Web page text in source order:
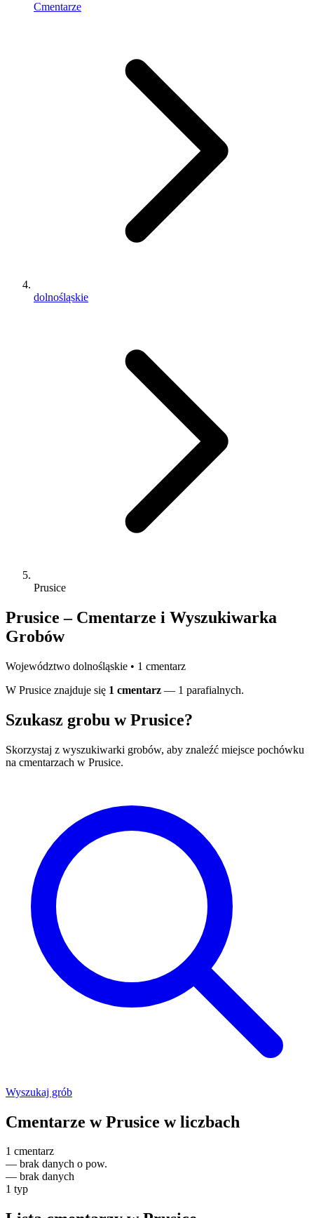
Cmentarze
dolnośląskie
Prusice
Prusice – Cmentarze i Wyszukiwarka
Grobów
Województwo dolnośląskie • 1 cmentarz
W Prusice znajduje się 1 cmentarz — 1 parafialnych.
Szukasz grobu w Prusice?
Skorzystaj z wyszukiwarki grobów, aby znaleźć miejsce pochówku
na cmentarzach w Prusice.
Wyszukaj grób
Cmentarze w Prusice w liczbach
1 cmentarz
— brak danych o pow.
— brak danych
1 typ